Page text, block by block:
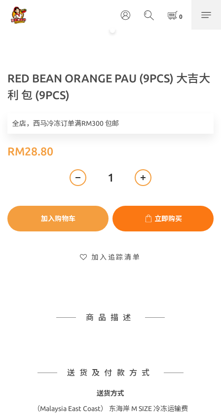
RED BEAN ORANGE PAU (9PCS) 大吉大
利 包 (9PCS)
全店，西马冷冻订单满RM300 包邮
RM28.80
加入购物车 立即购买
加入追踪清单
商品描述
送货及付款方式
送货方式
（Malaysia East Coast） 东海岸 M SIZE 冷冻运输费